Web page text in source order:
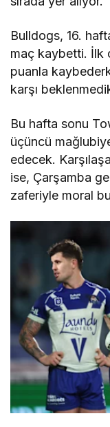
Bulldogs, 16.
maç kaybetti. İlk
puanla
karşı
Bu hafta sonu
üçüncü
edecek.
ise, Çarşamba
zaferiyle moral